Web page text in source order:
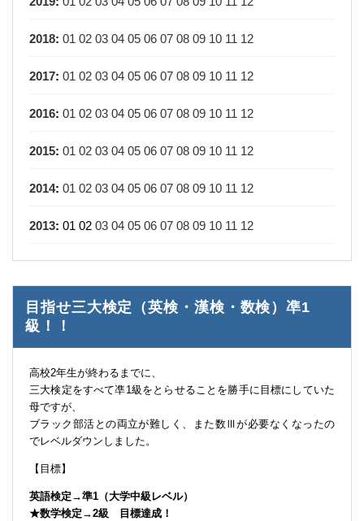
2018: 01 02 03 04 05 06 07 08 09 10 11 12
2017: 01 02 03 04 05 06 07 08 09 10 11 12
2016: 01 02 03 04 05 06 07 08 09 10 11 12
2015: 01 02 03 04 05 06 07 08 09 10 11 12
2014: 01 02 03 04 05 06 07 08 09 10 11 12
2013: 01 02 03 04 05 06 07 08 09 10 11 12
目指せ三大検定（英検・漢検・数検）凖1
級！！
高校2年生が終わるまでに、
三大検定をすべて凖1級をとらせることを勝手に目標にしていた
母ですが、
ブラック部活との両立が難しく、また数Ⅲが必要なくなったの
でレベルダウンしました。
【目標】
英語検定→準1（大学中級レベル）
★数学検定→2級 目標達成！